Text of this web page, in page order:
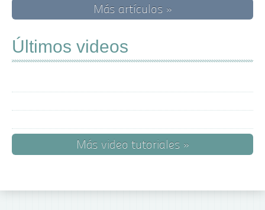
Más artículos »
Últimos videos
Más video tutoriales »